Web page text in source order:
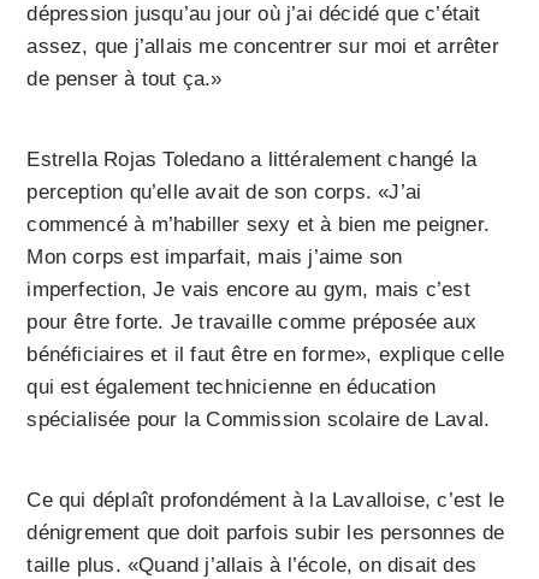
dépression jusqu’au jour où j’ai décidé que c’était
assez, que j’allais me concentrer sur moi et arrêter
de penser à tout ça.»
Estrella Rojas Toledano a littéralement changé la
perception qu’elle avait de son corps. «J’ai
commencé à m’habiller sexy et à bien me peigner.
Mon corps est imparfait, mais j’aime son
imperfection, Je vais encore au gym, mais c’est
pour être forte. Je travaille comme préposée aux
bénéficiaires et il faut être en forme», explique celle
qui est également technicienne en éducation
spécialisée pour la Commission scolaire de Laval.
Ce qui déplaît profondément à la Lavalloise, c’est le
dénigrement que doit parfois subir les personnes de
taille plus. «Quand j’allais à l’école, on disait des